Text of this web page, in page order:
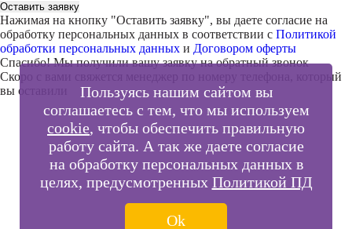
Пользуясь нашим сайтом вы
соглашаетесь с тем, что мы используем
cookie, чтобы обеспечить правильную
работу сайта. А так же даете согласие
на обработку персональных данных в
целях, предусмотренных Политикой ПД
Ok
Оставить заявку
Нажимая на кнопку "Оставить заявку", вы даете согласие на
обработку персональных данных в соответствии с Политикой
обработки персональных данных и Договором оферты
Спасибо! Мы получили вашу заявку на обратный звонок
Скоро с вами свяжется менеджер по номеру телефона, который
вы оставили
Внимание!
В выбранном вами городена данный момент нет учебного
пройти программу дистанционно с доступом к урокам,